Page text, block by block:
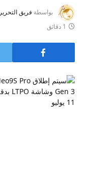
بواسطة فريق التحرير
1 دقائق